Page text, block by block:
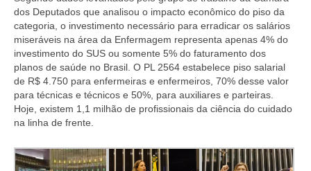
dos Deputados que analisou o impacto econômico do piso da
categoria, o investimento necessário para erradicar os salários
miseráveis na área da Enfermagem representa apenas 4% do
investimento do SUS ou somente 5% do faturamento dos
planos de saúde no Brasil. O PL 2564 estabelece piso salarial
de R$ 4.750 para enfermeiras e enfermeiros, 70% desse valor
para técnicas e técnicos e 50%, para auxiliares e parteiras.
Hoje, existem 1,1 milhão de profissionais da ciência do cuidado
na linha de frente.